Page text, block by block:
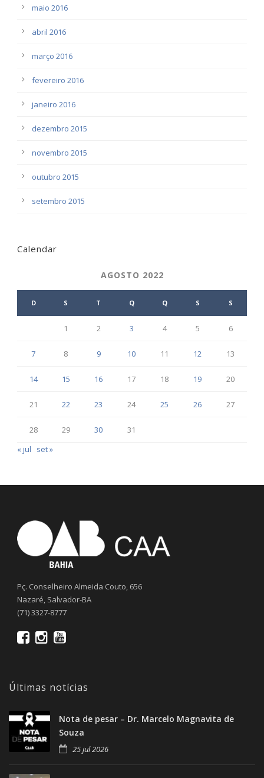
maio 2016
abril 2016
março 2016
fevereiro 2016
janeiro 2016
dezembro 2015
novembro 2015
outubro 2015
setembro 2015
Calendar
AGOSTO 2022
D S T Q Q S S
1 2 3 4 5 6
7 8 9 10 11 12 13
14 15 16 17 18 19 20
21 22 23 24 25 26 27
28 29 30
31
« jul
set »
Pç. Conselheiro Almeida Couto, 656
Nazaré, Salvador-BA
(71) 3327-8777
Últimas notícias
Nota de pesar – Dr. Marcelo Magnavita de
Souza
25 jul 2026